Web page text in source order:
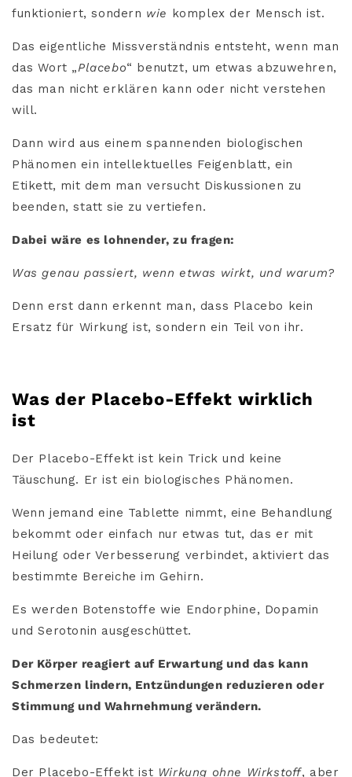
funktioniert, sondern wie komplex der Mensch ist.
Das eigentliche Missverständnis entsteht, wenn man
das Wort „Placebo“ benutzt, um etwas abzuwehren,
das man nicht erklären kann oder nicht verstehen
will.
Dann wird aus einem spannenden biologischen
Phänomen ein intellektuelles Feigenblatt, ein
Etikett, mit dem man versucht Diskussionen zu
beenden, statt sie zu vertiefen.
Dabei wäre es lohnender, zu fragen:
Was genau passiert, wenn etwas wirkt, und warum?
Denn erst dann erkennt man, dass Placebo kein
Ersatz für Wirkung ist, sondern ein Teil von ihr.
Was der Placebo-Effekt wirklich
ist
Der Placebo-Effekt ist kein Trick und keine
Täuschung. Er ist ein biologisches Phänomen.
Wenn jemand eine Tablette nimmt, eine Behandlung
bekommt oder einfach nur etwas tut, das er mit
Heilung oder Verbesserung verbindet, aktiviert das
bestimmte Bereiche im Gehirn.
Es werden Botenstoffe wie Endorphine, Dopamin
und Serotonin ausgeschüttet.
Der Körper reagiert auf Erwartung und das kann
Schmerzen lindern, Entzündungen reduzieren oder
Stimmung und Wahrnehmung verändern.
Das bedeutet:
Der Placebo-Effekt ist Wirkung ohne Wirkstoff, aber